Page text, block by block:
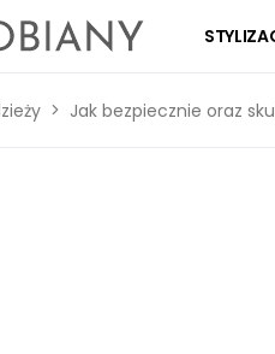
Jak bezpiecznie oraz